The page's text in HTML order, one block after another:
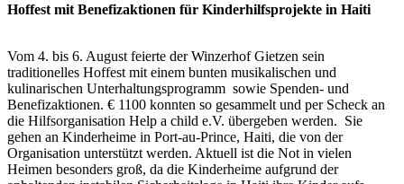
Hoffest mit Benefizaktionen für Kinderhilfsprojekte in Haiti
Vom 4. bis 6. August feierte der Winzerhof Gietzen sein
traditionelles Hoffest mit einem bunten musikalischen und
kulinarischen Unterhaltungsprogramm sowie Spenden- und
Benefizaktionen. € 1100 konnten so gesammelt und per Scheck an
die Hilfsorganisation Help a child e.V. übergeben werden. Sie
gehen an Kinderheime in Port-au-Prince, Haiti, die von der
Organisation unterstützt werden. Aktuell ist die Not in vielen
Heimen besonders groß, da die Kinderheime aufgrund der